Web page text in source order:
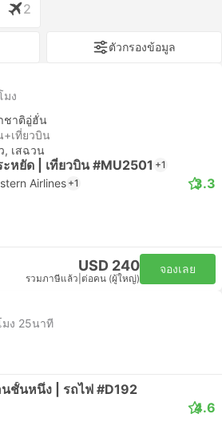
2
ตัวกรองข้อมูล
มง
ชาติอู่ฮั่น
+เที่ยวบิน
, เสฉวน
หยัด | เที่ยวบิน #MU2501 +1
Airlines+1 3.3
USD 240
รวมภาษีแล้ว ต่อคน (ผู้ใหญ่)
จองเลย
มง 25นาที
ชั้นหนึ่ง | รถไฟ #D192
4.6